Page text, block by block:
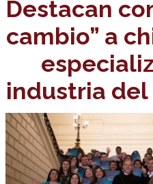
Destacan
cambio” a
industria